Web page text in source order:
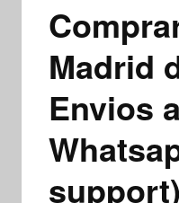
Madrid
Envios